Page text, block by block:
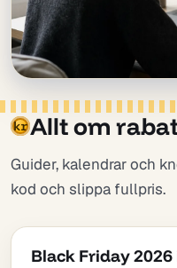
krAllt om
Guider, kalendrar och
kod och slippa fullpris.
Black Friday